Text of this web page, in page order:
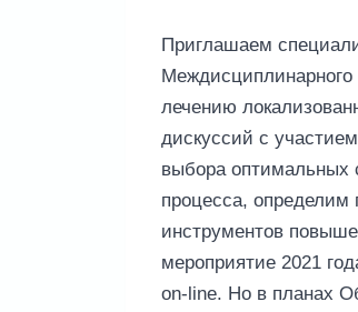
Приглашаем
лечению
дискуссий с
выбора оптимальных
процесса, определим
инструментов
мероприятие 2021
on-line. Но в планах